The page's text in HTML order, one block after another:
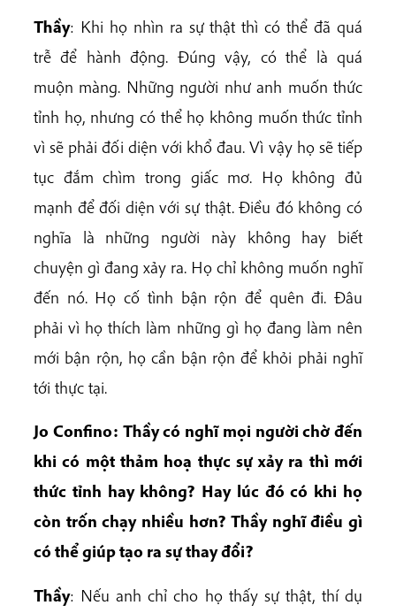
Thầy: Khi họ nhìn ra sự thật thì có thể đã quá
trễ để hành động. Đúng vậy, có thể là quá
muộn màng. Những người như anh muốn thức
tỉnh họ, nhưng có thể họ không muốn thức tỉnh
vì sẽ phải đối diện với khổ đau. Vì vậy họ sẽ tiếp
tục đắm chìm trong giấc mơ. Họ không đủ
mạnh để đối diện với sự thật. Điều đó không có
nghĩa là những người này không hay biết
chuyện gì đang xảy ra. Họ chỉ không muốn nghĩ
đến nó. Họ cố tình bận rộn để quên đi. Đâu
phải vì họ thích làm những gì họ đang làm nên
mới bận rộn, họ cần bận rộn để khỏi phải nghĩ
tới thực tại.
Jo Confino: Thầy có nghĩ mọi người chờ đến
khi có một thảm hoạ thực sự xảy ra thì mới
thức tỉnh hay không? Hay lúc đó có khi họ
còn trốn chạy nhiều hơn? Thầy nghĩ điều gì
có thể giúp tạo ra sự thay đổi?
Thầy: Nếu anh chỉ cho họ thấy sự thật, thí dụ